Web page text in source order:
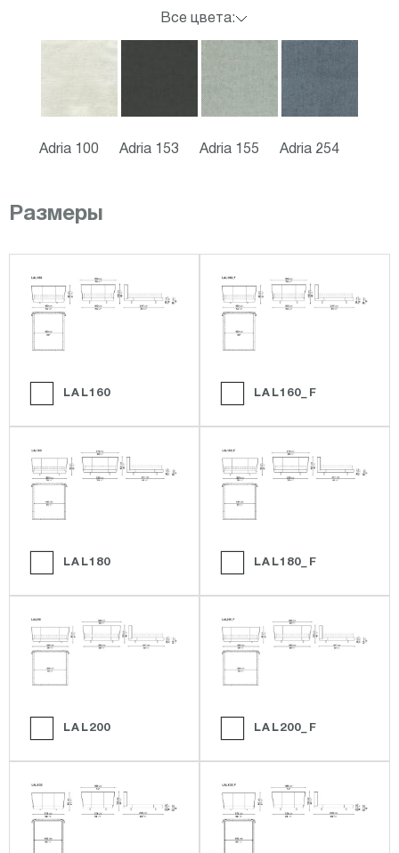
Все цвета:
Adria 100 Adria 153 Adria 155 Adria 254
Размеры
LAL160 LAL160_F
LAL180 LAL180_F
LAL200 LAL200_F